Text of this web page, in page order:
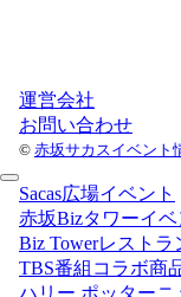
運営会社
お問い合わせ
© 赤坂サカスイベント
Sacas広場イベント
赤坂Bizタワーイベ
Biz Towerレストラ
TBS番組コラボ商
ハリー ポッターニ